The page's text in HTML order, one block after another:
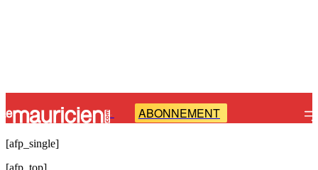
- ABONNEMENT
[afp_single]
[afp_top]